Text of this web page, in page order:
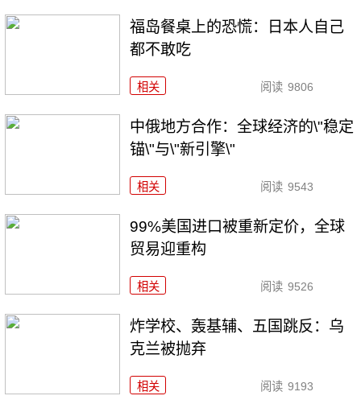
福岛餐桌上的恐慌：日本人自己
都不敢吃
相关 阅读 9806
中俄地方合作：全球经济的\"稳定
锚\"与\"新引擎\"
相关 阅读 9543
99%美国进口被重新定价，全球
贸易迎重构
相关 阅读 9526
炸学校、轰基辅、五国跳反：乌
克兰被抛弃
相关 阅读 9193